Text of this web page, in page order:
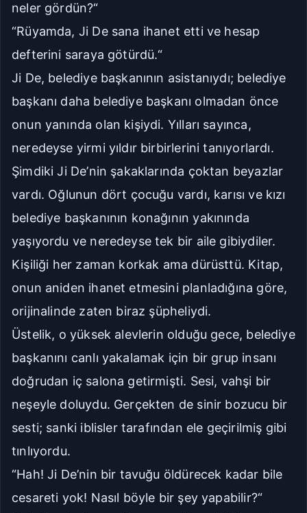
neler gördün?“
“Rüyamda, Ji De sana ihanet etti ve hesap
defterini saraya götürdü.“
Ji De, belediye başkanının asistanıydı; belediye
başkanı daha belediye başkanı olmadan önce
onun yanında olan kişiydi. Yılları sayınca,
neredeyse yirmi yıldır birbirlerini tanıyorlardı.
Şimdiki Ji De’nin şakaklarında çoktan beyazlar
vardı. Oğlunun dört çocuğu vardı, karısı ve kızı
belediye başkanının konağının yakınında
yaşıyordu ve neredeyse tek bir aile gibiydiler.
Kişiliği her zaman korkak ama dürüsttü. Kitap,
onun aniden ihanet etmesini planladığına göre,
orijinalinde zaten biraz şüpheliydi.
Üstelik, o yüksek alevlerin olduğu gece, belediye
başkanını canlı yakalamak için bir grup insanı
doğrudan iç salona getirmişti. Sesi, vahşi bir
neşeyle doluydu. Gerçekten de sinir bozucu bir
sesti; sanki iblisler tarafından ele geçirilmiş gibi
tınlıyordu.
“Hah! Ji De’nin bir tavuğu öldürecek kadar bile
cesareti yok! Nasıl böyle bir şey yapabilir?“